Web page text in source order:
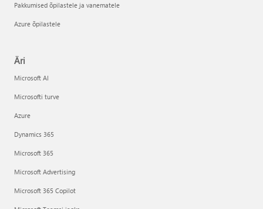
Pakkumised õpilastele ja vanematele
Azure õpilastele
Äri
Microsoft AI
Microsofti turve
Azure
Dynamics 365
Microsoft 365
Microsoft Advertising
Microsoft 365 Copilot